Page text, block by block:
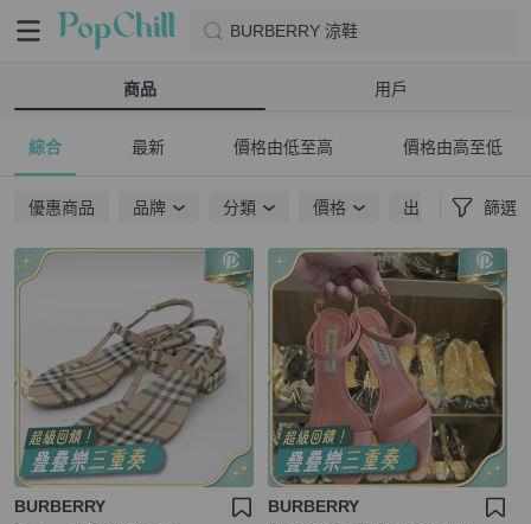
BURBERRY 涼鞋
商品 用戶
綜合 最新 價格由低至高 價格由高至低
優惠商品 品牌 分類 價格 出貨地點 篩選
BURBERRY BURBERRY